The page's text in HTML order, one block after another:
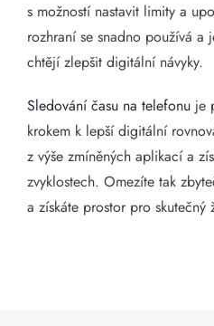
s možností nastavit limity a
rozhraní se snadno používá a
chtějí zlepšit digitální návyky.
Sledování času na telefonu je
krokem k lepší digitální
z výše zmíněných aplikací a
zvyklostech. Omezíte tak
a získáte prostor pro skutečný